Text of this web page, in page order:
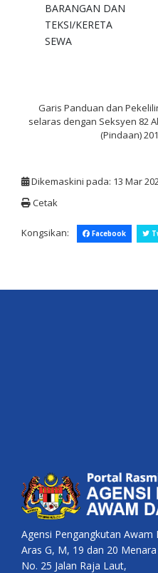
BARANGAN DAN
TEKSI/KERETA
SEWA
Garis Panduan dan
selaras dengan Seksyen 82
(Pindaan)
Dikemaskini pada: 13 Mar
Cetak
Kongsikan: Facebook
Agensi Pengangkutan Awam
Aras G, M, 19 dan 20
No. 25 Jalan Raja Laut,